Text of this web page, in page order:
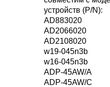
устройств (P/N):
AD883020
AD2066020
AD2108020
w19-045n3b
w16-045n3b
ADP-45AW/A
ADP-45AW/C